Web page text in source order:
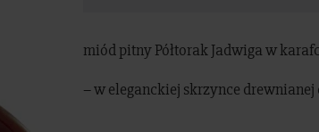
miód pitny Półtorak Jadwiga w
– w eleganckiej skrzynce drewnianej